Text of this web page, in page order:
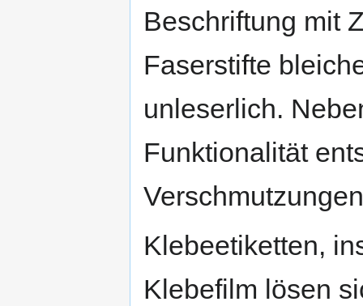
Beschriftung mit
Faserstifte
unleserlich.
Funktionalität
Klebeetiketten,
Klebefilm lösen